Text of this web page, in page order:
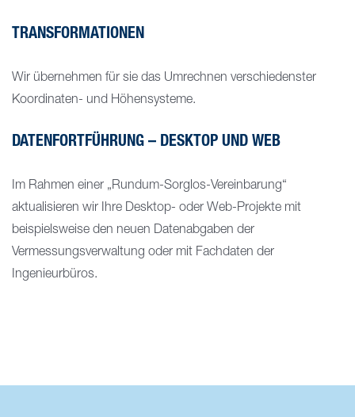
TRANSFORMATIONEN
Wir übernehmen für sie das Umrechnen verschiedenster
Koordinaten- und Höhensysteme.
DATENFORTFÜHRUNG – DESKTOP UND WEB
Im Rahmen einer „Rundum-Sorglos-Vereinbarung“
aktualisieren wir Ihre Desktop- oder Web-Projekte mit
beispielsweise den neuen Datenabgaben der
Vermessungsverwaltung oder mit Fachdaten der
Ingenieurbüros.